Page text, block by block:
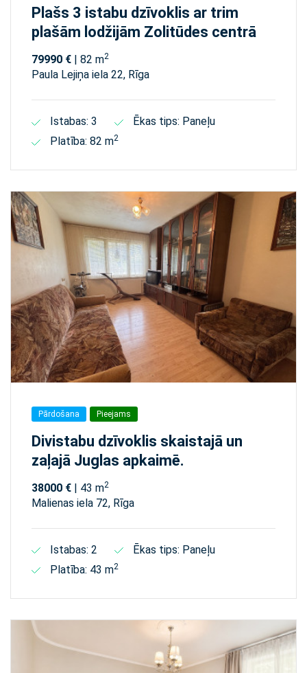
Plašs 3 istabu dzīvoklis ar trim
plašām lodžijām Zolitūdes centrā
79990 € | 82 m2
Paula Lejiņa iela 22, Rīga
Istabas: 3
Ēkas tips: Paneļu
Platība: 82 m2
Pārdošana Pieejams
Divistabu dzīvoklis skaistajā un
zaļajā Juglas apkaimē.
38000 € | 43 m2
Malienas iela 72, Rīga
Istabas: 2
Ēkas tips: Paneļu
Platība: 43 m2